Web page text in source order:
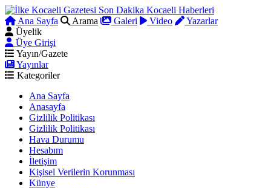
Ana Sayfa Arama Galeri Video
Yazarlar
Üyelik
Üye Girişi
Yayın/Gazete
Yayınlar
Kategoriler
Ana Sayfa
Anasayfa
Gizlilik Politikası
Gizlilik Politikası
Hava Durumu
Hesabım
İletişim
Kişisel Verilerin Korunması
Künye